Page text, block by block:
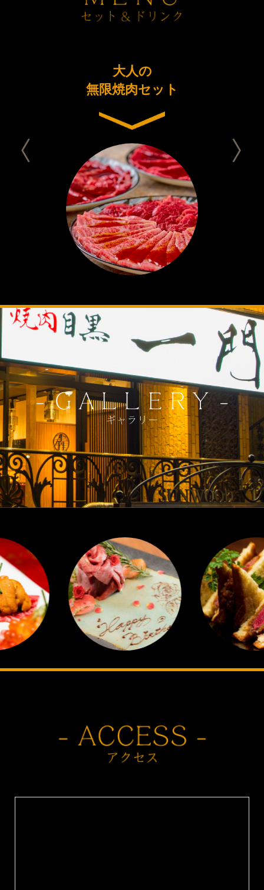
大人の
無限焼肉セット